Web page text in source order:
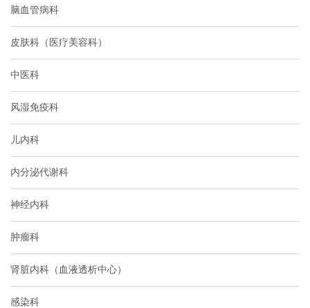
脑血管病科
皮肤科（医疗美容科）
中医科
风湿免疫科
儿内科
内分泌代谢科
神经内科
肿瘤科
肾脏内科（血液透析中心）
感染科